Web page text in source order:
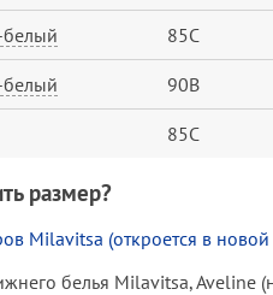
85C
90B
85C
размер?
Milavitsa (откроется в новой
белья Milavitsa, Aveline